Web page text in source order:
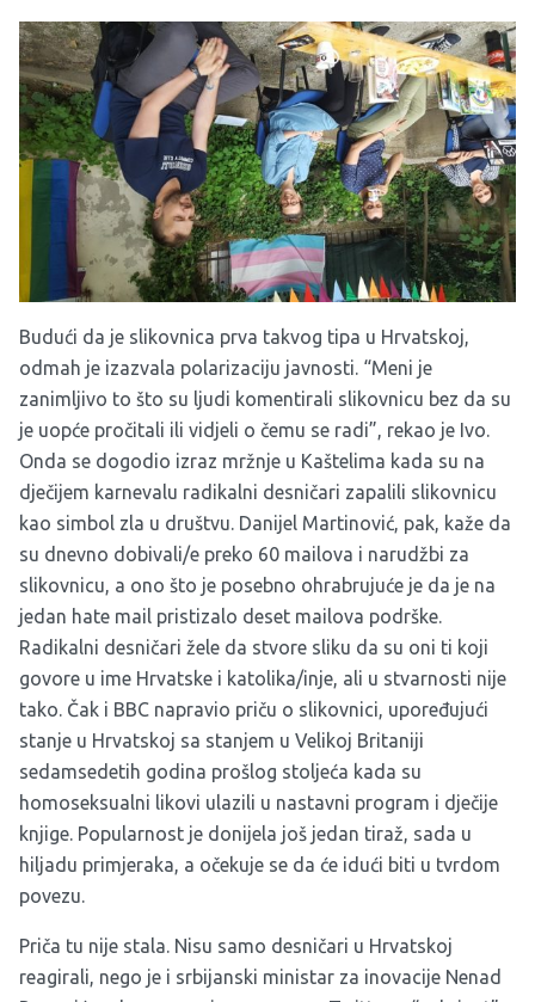
Budući da je slikovnica prva takvog tipa u Hrvatskoj,
odmah je izazvala polarizaciju javnosti. “Meni je
zanimljivo to što su ljudi komentirali slikovnicu bez da su
je uopće pročitali ili vidjeli o čemu se radi”, rekao je Ivo.
Onda se dogodio izraz mržnje u Kaštelima kada su na
dječijem karnevalu radikalni desničari zapalili slikovnicu
kao simbol zla u društvu. Danijel Martinović, pak, kaže da
su dnevno dobivali/e preko 60 mailova i narudžbi za
slikovnicu, a ono što je posebno ohrabrujuće je da je na
jedan hate mail pristizalo deset mailova podrške.
Radikalni desničari žele da stvore sliku da su oni ti koji
govore u ime Hrvatske i katolika/inje, ali u stvarnosti nije
tako. Čak i BBC napravio priču o slikovnici, upoređujući
stanje u Hrvatskoj sa stanjem u Velikoj Britaniji
sedamsedetih godina prošlog stoljeća kada su
homoseksualni likovi ulazili u nastavni program i dječije
knjige. Popularnost je donijela još jedan tiraž, sada u
hiljadu primjeraka, a očekuje se da će idući biti u tvrdom
povezu.
Priča tu nije stala. Nisu samo desničari u Hrvatskoj
reagirali, nego je i srbijanski ministar za inovacije Nenad